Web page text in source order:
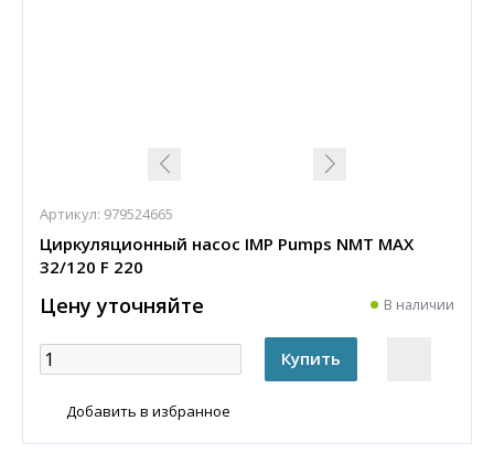
Артикул: 979524665
Циркуляционный насос IMP Pumps NMT MAX
32/120 F 220
Цену уточняйте В наличии
Добавить в избранное